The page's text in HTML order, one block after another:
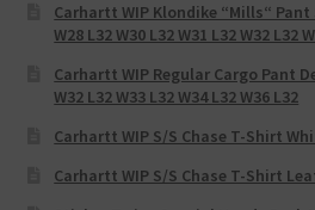
Carhartt WIP Klondike “Mills“
W28 L32 W30 L32 W31 L32 W32 L32
Carhartt WIP Regular Cargo Pant
W32 L32 W33 L32 W34 L32 W36 L32
Carhartt WIP S/S Chase T-Shirt
Carhartt WIP S/S Chase T-Shirt